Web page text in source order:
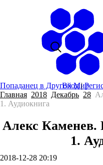
Попаданец в Другой Мир
Вход|
Главная 2018 Декабрь 28
1. Аудиокнига
Алекс Каменев.
1.
2018-12-28 20:19